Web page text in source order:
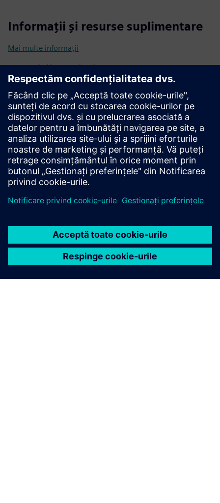
Informații și resurse suplimentare
Mai multe informații
Condiții preliminare
Abonament Mendix
Infrastructura IT
Obiective clare
Planul strategiei digitale
Accesul la date
Instruire de bază Mendix
Puncte de integrare definite